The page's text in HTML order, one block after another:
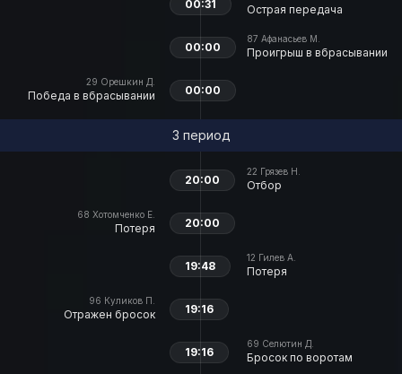
Острая передача
00:31
87 Афанасьев М.
Проигрыш в вбрасывании
00:00
29 Орешкин Д.
Победа в вбрасывании 00:00
3 период
22 Грязев Н.
Отбор
20:00
68 Хотомченко Е.
Потеря 20:00
12 Гилев А.
Потеря
19:48
96 Куликов П.
Отражен бросок 19:16
69 Селютин Д.
Бросок по воротам
19:16